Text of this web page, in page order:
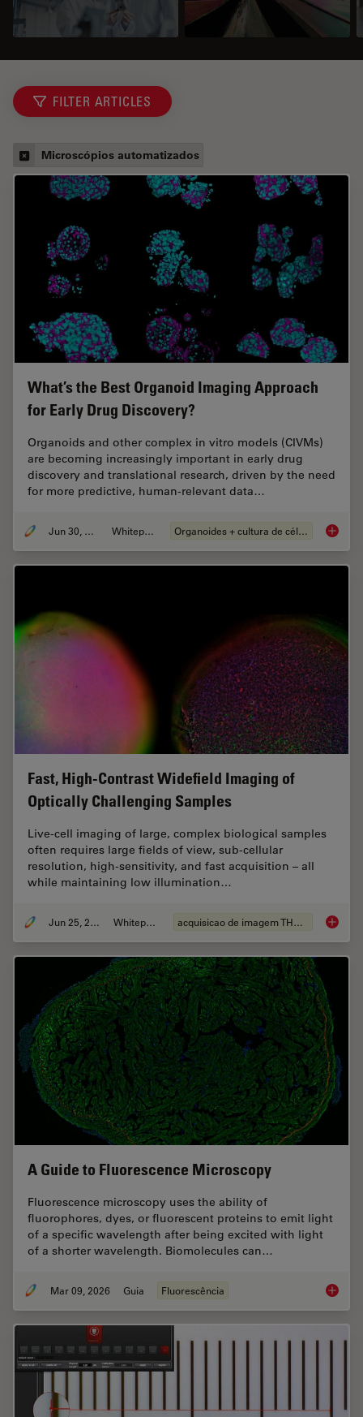
FILTER ARTICLES
Microscópios automatizados
What’s the Best Organoid Imaging Approach
for Early Drug Discovery?
Organoids and other complex in vitro models (CIVMs)
are becoming increasingly important in early drug
discovery and translational research, driven by the need
for more predictive, human-relevant data…
Jun 30, 2026 Whitepaper Organoides + cultura de células 3D
Fast, High-Contrast Widefield Imaging of
Optically Challenging Samples
Live‑cell imaging of large, complex biological samples
often requires large fields of view, sub-cellular
resolution, high-sensitivity, and fast acquisition – all
while maintaining low illumination…
Jun 25, 2026 Whitepaper acquisicao de imagem THUNDER Fast,
A Guide to Fluorescence Microscopy
Fluorescence microscopy uses the ability of
fluorophores, dyes, or fluorescent proteins to emit light
of a specific wavelength after being excited with light
of a shorter wavelength. Biomolecules can…
Mar 09, 2026 Guia Fluorescência A